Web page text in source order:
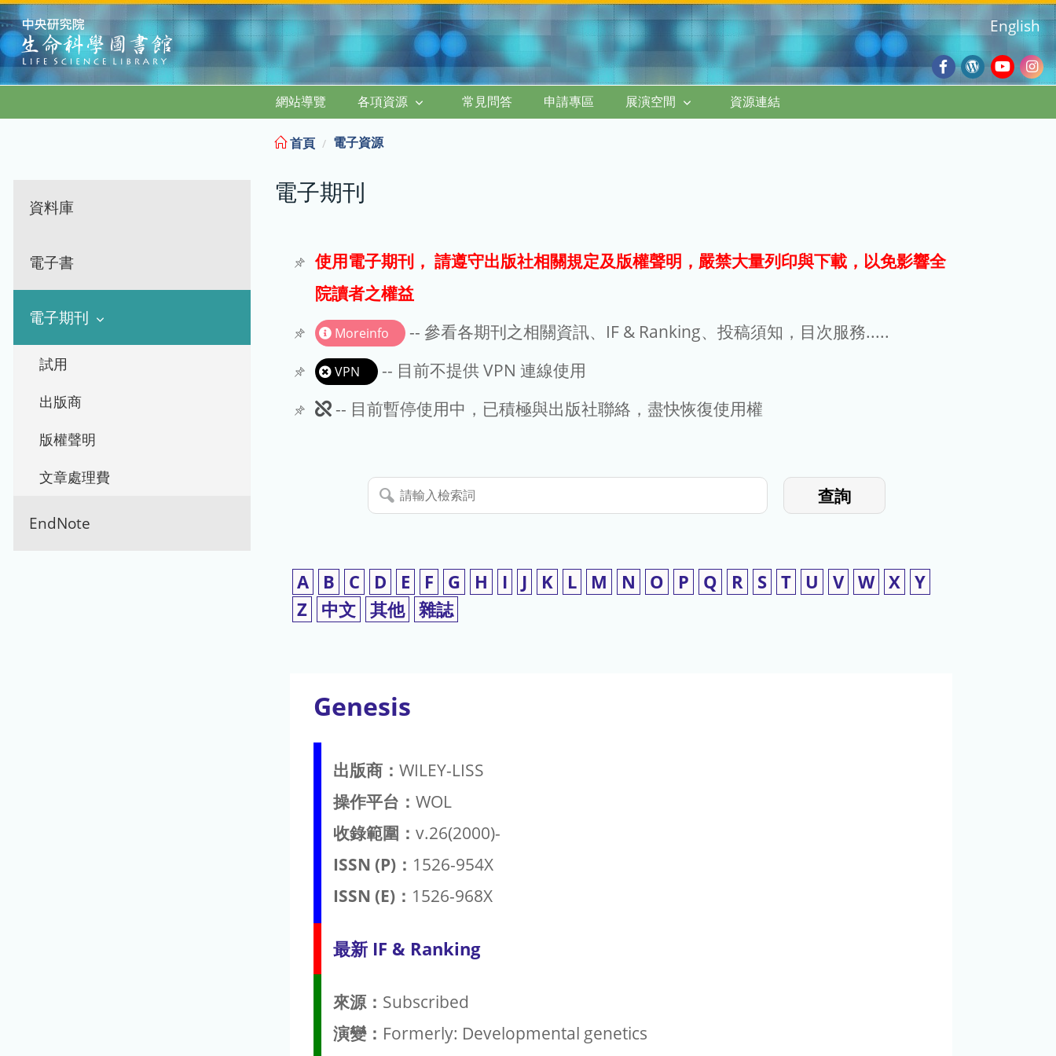
:::
Facebook
Wordpress
Blog
English
網站導覽 各項資源 常見問答 申請專區 展演空間 資源連結
資料庫
電子書
電子期刊
試用
出版商
版權聲明
文章處理費
EndNote
首頁 電子資源
電子期刊
使用電子期刊， 請遵守出版社相關規定及版權聲明，嚴禁大量列印與下載，以免影響全
院讀者之權益
Moreinfo -- 參看各期刊之相關資訊、IF & Ranking、投稿須知，目次服務.....
VPN
-- 目前不提供 VPN 連線使用
此
使
用
-- 目前暫停使用中，已積極與出版社聯絡，盡快恢復使用權
請
輸
索
詞
查詢
A B C D E F G H I J K L M N O P Q R S T U V W X Y
Z
中文 其他 雜誌
Genesis
出版商： WILEY-LISS
操作平台： WOL
收錄範圍： v.26(2000)-
ISSN (P)： 1526-954X
ISSN (E)： 1526-968X
最新 IF & Ranking
來源： Subscribed
演變： Formerly: Developmental genetics